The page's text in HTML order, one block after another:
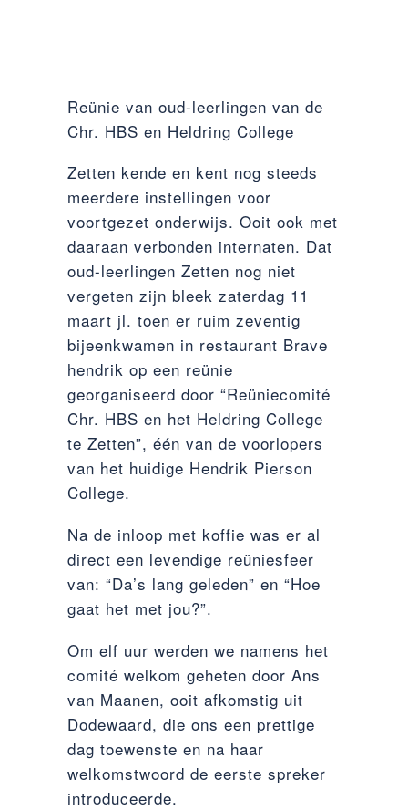
Reünie van oud-leerlingen van de
Chr. HBS en Heldring College
Zetten kende en kent nog steeds
meerdere instellingen voor
voortgezet onderwijs. Ooit ook met
daaraan verbonden internaten. Dat
oud-leerlingen Zetten nog niet
vergeten zijn bleek zaterdag 11
maart jl. toen er ruim zeventig
bijeenkwamen in restaurant Brave
hendrik op een reünie
georganiseerd door “Reüniecomité
Chr. HBS en het Heldring College
te Zetten”, één van de voorlopers
van het huidige Hendrik Pierson
College.
Na de inloop met koffie was er al
direct een levendige reüniesfeer
van: “Da’s lang geleden” en “Hoe
gaat het met jou?”.
Om elf uur werden we namens het
comité welkom geheten door Ans
van Maanen, ooit afkomstig uit
Dodewaard, die ons een prettige
dag toewenste en na haar
welkomstwoord de eerste spreker
introduceerde.